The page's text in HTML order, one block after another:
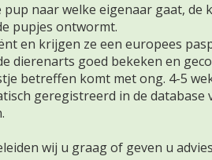
pup naar welke eigenaar gaat,
pupjes ontwormt.
en krijgen ze een europees
dierenarts goed bekeken en
betreffen komt met ong. 4-5
geregistreerd in de
wij u graag of geven u